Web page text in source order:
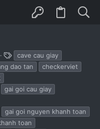
h
ẻ
cave cau giay
dao tan
checkerviet
gai goi cau giay
gai goi nguyen khanh toan
toan